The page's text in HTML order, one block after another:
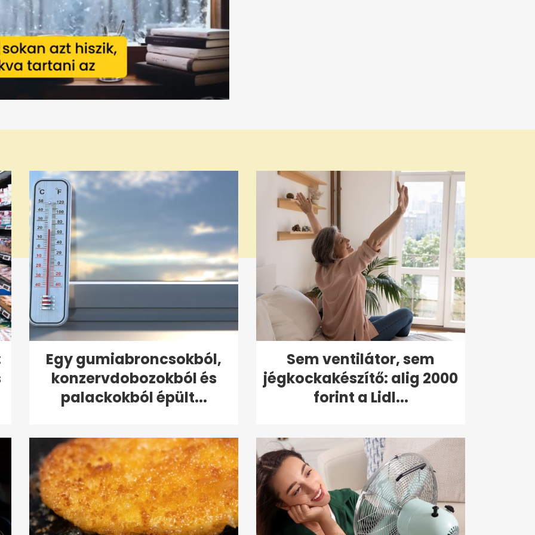
Egy gumiabroncsokból,
konzervdobozokból és
palackokból épült...
Sem ventilátor, sem
jégkockakészítő: alig 2000
forint a Lidl...